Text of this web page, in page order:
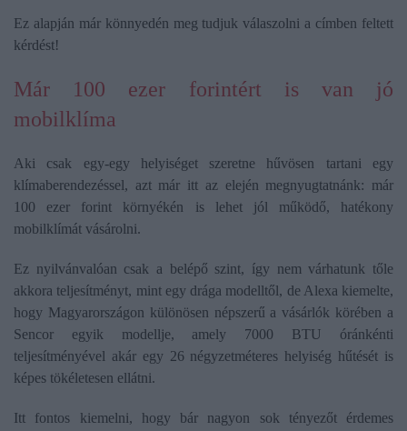
Ez alapján már könnyedén meg tudjuk válaszolni a címben feltett
kérdést!
Már 100 ezer forintért is van jó
mobilklíma
Aki csak egy-egy helyiséget szeretne hűvösen tartani egy
klímaberendezéssel, azt már itt az elején megnyugtatnánk: már
100 ezer forint környékén is lehet jól működő, hatékony
mobilklímát vásárolni.
Ez nyilvánvalóan csak a belépő szint, így nem várhatunk tőle
akkora teljesítményt, mint egy drága modelltől, de Alexa kiemelte,
hogy Magyarországon különösen népszerű a vásárlók körében a
Sencor egyik modellje, amely 7000 BTU óránkénti
teljesítményével akár egy 26 négyzetméteres helyiség hűtését is
képes tökéletesen ellátni.
Itt fontos kiemelni, hogy bár nagyon sok tényezőt érdemes